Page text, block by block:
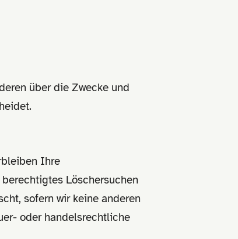
über die Zwecke und
Ihre
Löschersuchen
sofern wir keine anderen
oder handelsrechtliche